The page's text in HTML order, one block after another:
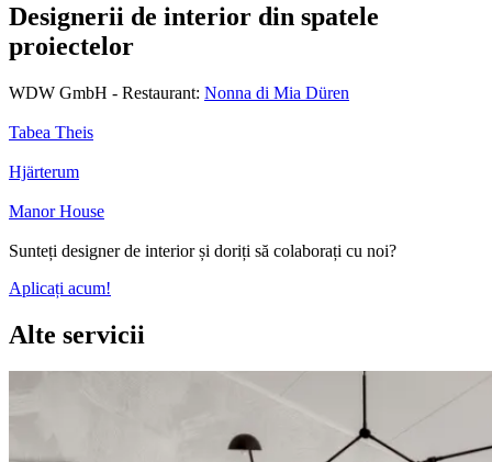
Designerii de interior din spatele
proiectelor
WDW GmbH - Restaurant: Nonna di Mia Düren
Tabea Theis
Hjärterum
Manor House
Sunteți designer de interior și doriți să colaborați cu noi?
Aplicați acum!
Alte servicii